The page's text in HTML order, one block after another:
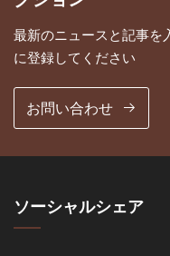
最新のニュースと記事を
に登録してください
お問い合わせ
ソーシャルシェア